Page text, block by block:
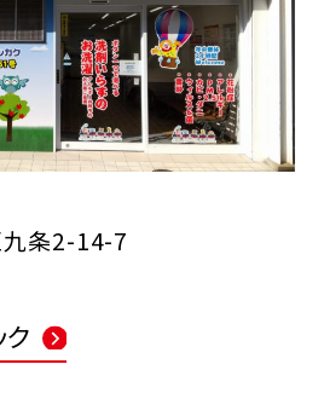
役立コラム
くあるご質問
条2-14-7